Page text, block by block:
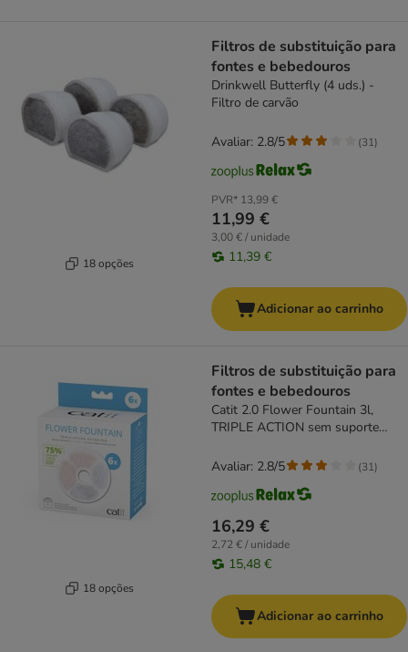
18 opções
Filtros de substituição para
fontes e bebedouros
Drinkwell Butterfly (4 uds.) -
Filtro de carvão
PVR* 13,99 €
11,99 €
3,00 € / unidade
11,39 €
Avaliar: 2.8/5 (31)
Adicionar ao carrinho
18 opções
Filtros de substituição para
fontes e bebedouros
Catit 2.0 Flower Fountain 3l,
TRIPLE ACTION sem suporte
16,29 €
2,72 € / unidade
15,48 €
Avaliar: 2.8/5 (31)
Adicionar ao carrinho